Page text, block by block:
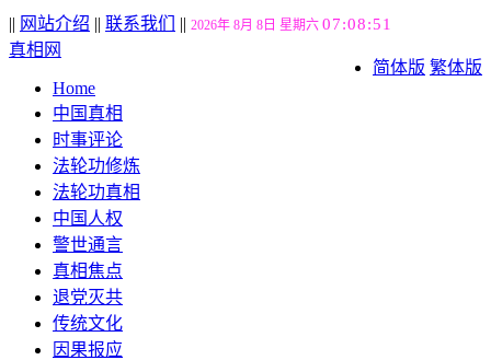
|| 网站介绍 || 联系我们 || 2026年 8月 8日 星期六 07:08:52
简体版 繁体版
真相网
Home
中国真相
时事评论
法轮功修炼
法轮功真相
中国人权
警世通言
真相焦点
退党灭共
传统文化
因果报应